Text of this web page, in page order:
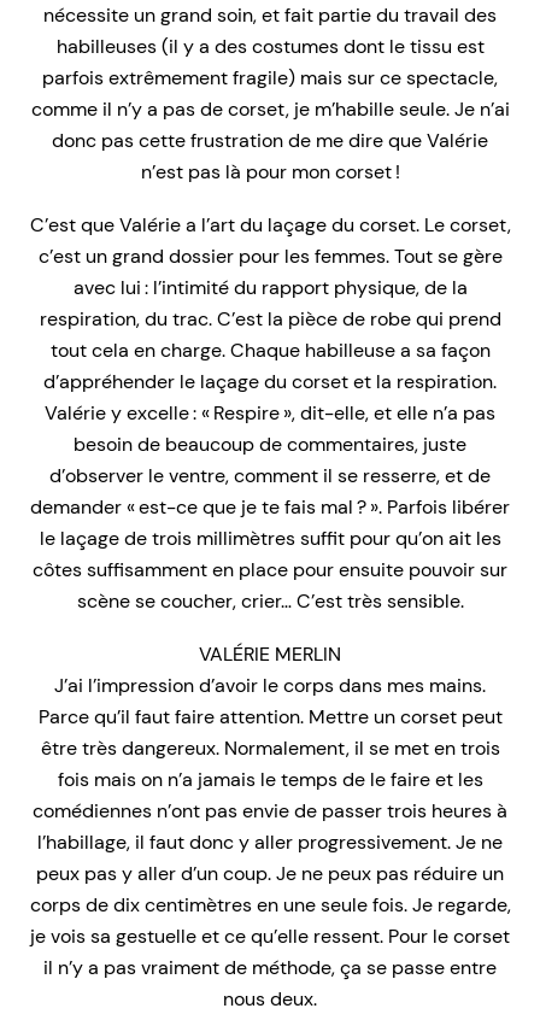
nécessite un grand soin, et fait partie du travail des
habilleuses (il y a des costumes dont le tissu est
parfois extrêmement fragile) mais sur ce spectacle,
comme il n’y a pas de corset, je m’habille seule. Je n’ai
donc pas cette frustration de me dire que Valérie
n’est pas là pour mon corset !
C’est que Valérie a l’art du laçage du corset. Le corset,
c’est un grand dossier pour les femmes. Tout se gère
avec lui : l’intimité du rapport physique, de la
respiration, du trac. C’est la pièce de robe qui prend
tout cela en charge. Chaque habilleuse a sa façon
d’appréhender le laçage du corset et la respiration.
Valérie y excelle : « Respire », dit-elle, et elle n’a pas
besoin de beaucoup de commentaires, juste
d’observer le ventre, comment il se resserre, et de
demander « est-ce que je te fais mal ? ». Parfois libérer
le laçage de trois millimètres suffit pour qu’on ait les
côtes suffisamment en place pour ensuite pouvoir sur
scène se coucher, crier… C’est très sensible.
VALÉRIE MERLIN
J’ai l’impression d’avoir le corps dans mes mains.
Parce qu’il faut faire attention. Mettre un corset peut
être très dangereux. Normalement, il se met en trois
fois mais on n’a jamais le temps de le faire et les
comédiennes n’ont pas envie de passer trois heures à
l’habillage, il faut donc y aller progressivement. Je ne
peux pas y aller d’un coup. Je ne peux pas réduire un
corps de dix centimètres en une seule fois. Je regarde,
je vois sa gestuelle et ce qu’elle ressent. Pour le corset
il n’y a pas vraiment de méthode, ça se passe entre
nous deux.